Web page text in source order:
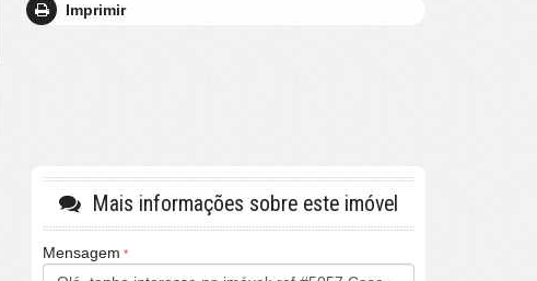
Imprimir
Mais informações sobre este imóvel
Mensagem